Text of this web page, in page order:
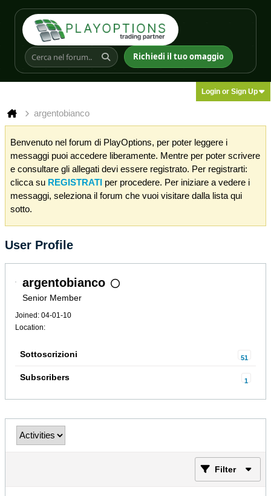
Richiedi il tuo omaggio
Login or Sign Up
argentobianco
Benvenuto nel forum di PlayOptions, per poter leggere i
messaggi puoi accedere liberamente. Mentre per poter scrivere
e consultare gli allegati devi essere registrato. Per registrarti:
clicca su REGISTRATI per procedere. Per iniziare a vedere i
messaggi, seleziona il forum che vuoi visitare dalla lista qui
sotto.
User Profile
argentobianco
Senior Member
Joined: 04-01-10
Location:
Sottoscrizioni 51
Subscribers 1
Filter